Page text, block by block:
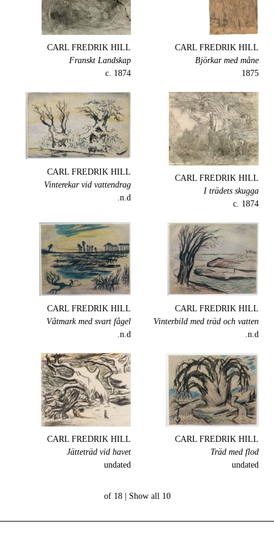
CARL FREDRIK HILL
Björkar med måne
1875
CARL FREDRIK HILL
Franskt Landskap
c. 1874
CARL FREDRIK HILL
I trädets skugga
c. 1874
CARL FREDRIK HILL
Vinterekar vid vattendrag
n.d.
CARL FREDRIK HILL
Vinterbild med träd och vatten
n.d.
CARL FREDRIK HILL
Våtmark med svart fågel
n.d.
CARL FREDRIK HILL
Träd med flod
undated
CARL FREDRIK HILL
Jätteträd vid havet
undated
10 of 18 |
Show all